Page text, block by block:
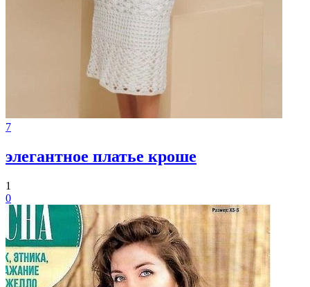
7
элегантное платье кроше
1
0